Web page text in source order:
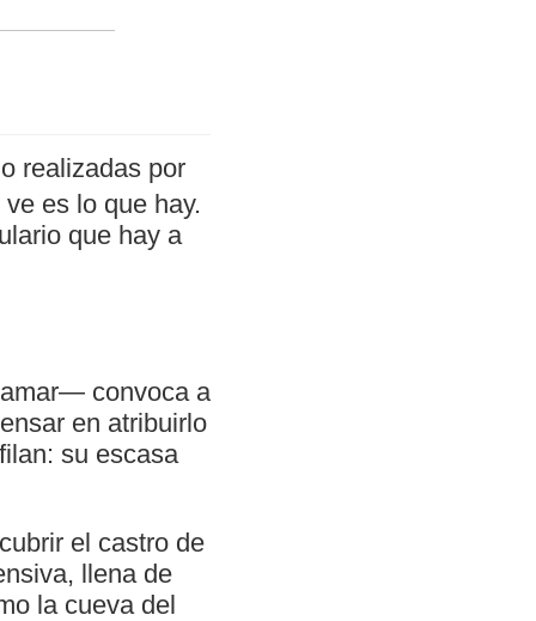
realizadas por
es lo que hay.
que hay a
convoca a
en atribuirlo
su escasa
el castro de
llena de
la cueva del